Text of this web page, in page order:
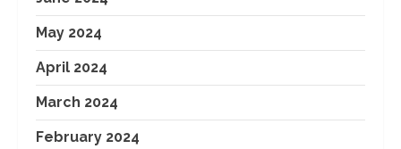
May 2024
April 2024
March 2024
February 2024